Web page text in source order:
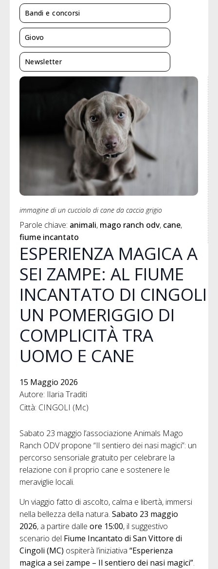
immagine di un cucciolo di cane da caccia grigio
Parole chiave: animali mago ranch odv cane
fiume incantato
ESPERIENZA MAGICA A
SEI ZAMPE: AL FIUME
INCANTATO DI CINGOLI
UN POMERIGGIO DI
COMPLICITÀ TRA
UOMO E CANE
15 Maggio 2026
Autore: Ilaria Traditi
Città: CINGOLI (Mc)
Sabato 23 maggio l’associazione Animals Mago
Ranch ODV propone “Il sentiero dei nasi magici”: un
percorso sensoriale gratuito per celebrare la
relazione con il proprio cane e sostenere le
meraviglie locali.
Un viaggio fatto di ascolto, calma e libertà, immersi
nella bellezza della natura. Sabato 23 maggio
2026, a partire dalle ore 15:00, il suggestivo
scenario del Fiume Incantato di San Vittore di
Cingoli (MC) ospiterà l’iniziativa “Esperienza
magica a sei zampe – Il sentiero dei nasi magici”.
Bandi e concorsi
Giovo
Newsletter